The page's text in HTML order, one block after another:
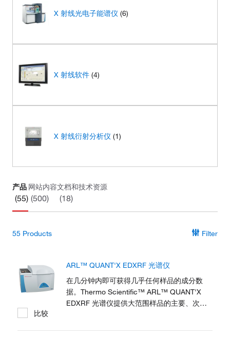
X 射线光电子能谱仪 (6)
X 射线软件 (4)
X 射线衍射分析仪 (1)
产品
(55)
网站内容
(500)
文档和技术资源
(18)
55 Products Filter
ARL™ QUANT'X EDXRF 光谱仪
在几分钟内即可获得几乎任何样品的成分数
据。Thermo Scientific™ ARL™ QUANT'X
EDXRF 光谱仪提供大范围样品的主要、次要
比较